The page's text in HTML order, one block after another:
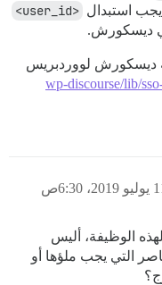
استبدال <user_id>
ديسكورش.
ديسكورش لووردبريس
wp-discourse/lib/
6:30ص
، أحتاج إلى تمكين SSO لهذه الوظيفة، أليس
التي يجب ملؤها أو